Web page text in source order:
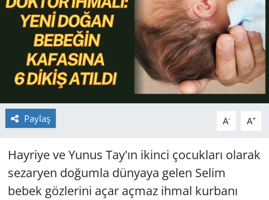
Paylaş A- A+
Hayriye ve Yunus Tay'ın ikinci çocukları olarak
sezaryen doğumla dünyaya gelen Selim
bebek gözlerini açar açmaz ihmal kurbanı
KÜLTÜR SANAT
MAGAZİN
POLİTİKA
SAĞLIK
SİYASET
SPOR